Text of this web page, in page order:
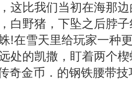
这比我们当初在海那
白野猪，下坠之后脖
!在雪天里给玩家一种
处的凯撒，盯着两个
金币．的钢铁腰带技